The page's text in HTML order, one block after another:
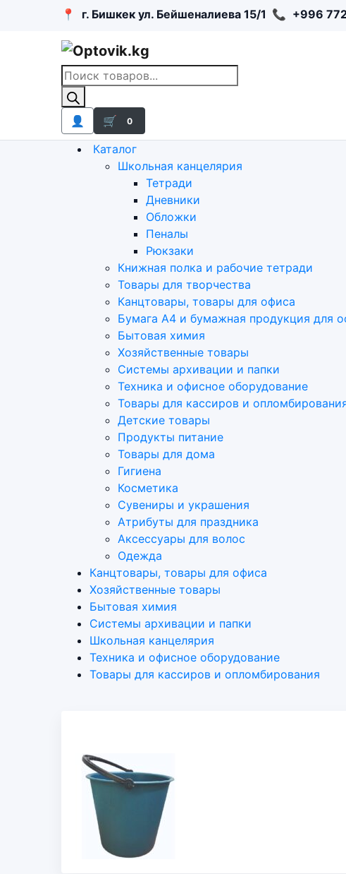
📍 г. Бишкек ул. Бейшеналиева 15/1 📞 +996
Поиск
товаров
👤 🛒 0
Каталог
Школьная канцелярия
Тетради
Дневники
Обложки
Пеналы
Рюкзаки
Книжная полка и рабочие тетради
Товары для творчества
Канцтовары, товары для офиса
Бумага А4 и бумажная продукция для
Бытовая химия
Хозяйственные товары
Системы архивации и папки
Техника и офисное оборудование
Товары для кассиров и
Детские товары
Продукты питание
Товары для дома
Гигиена
Косметика
Сувениры и украшения
Атрибуты для праздника
Аксеcсуары для волос
Одежда
Канцтовары, товары для офиса
Хозяйственные товары
Бытовая химия
Системы архивации и папки
Школьная канцелярия
Техника и офисное оборудование
Товары для кассиров и опломбирования